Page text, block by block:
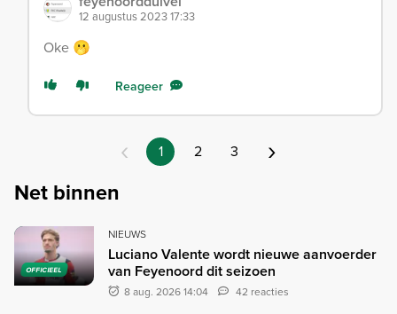
12 augustus 2023 17:33
Oke 🫢
Reageer
‹ 1 2 3 ›
Net binnen
OFFICIEEL
NIEUWS
Luciano Valente wordt nieuwe aanvoerder
van Feyenoord dit seizoen
8 aug. 2026 14:04 42 reacties